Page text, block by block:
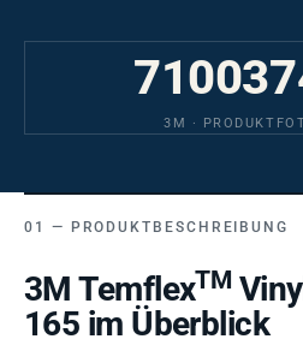
3M ·
PRODUKTBESCHREIBUNG
3M TemflexTM
165 im Überblick